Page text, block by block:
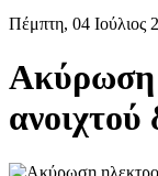
Πέμπτη, 04 Ιούλιος
Ακύρωση
ανοιχτού